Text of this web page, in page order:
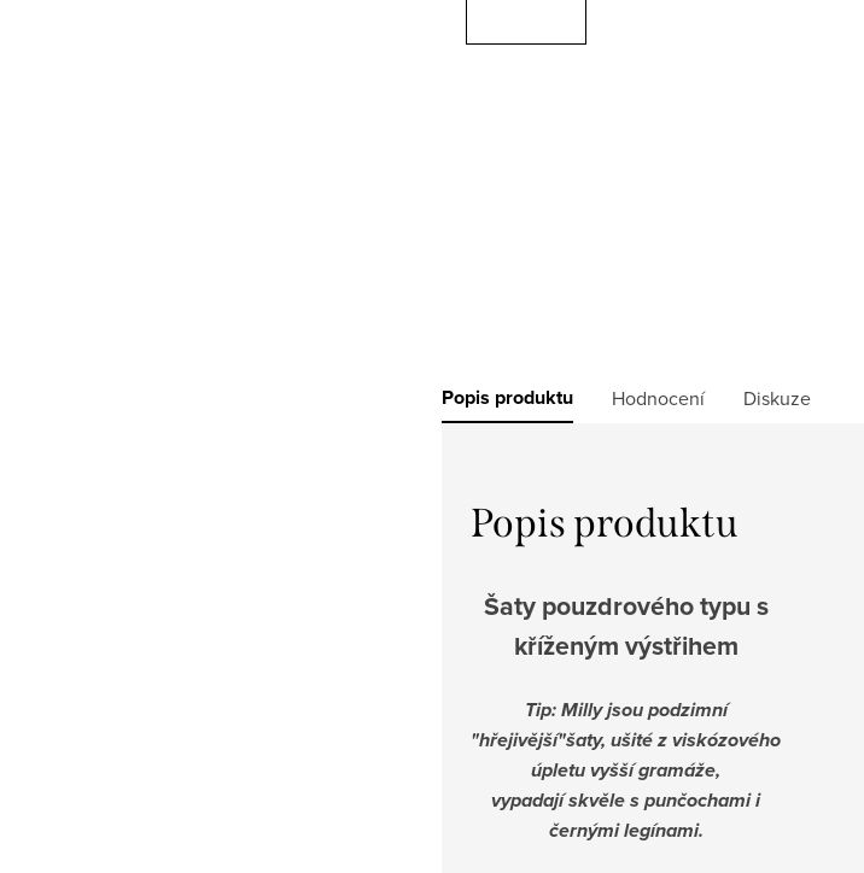
Popis produktu Hodnocení Diskuze
Popis produktu
Šaty pouzdrového typu s
kříženým výstřihem
Tip: Milly jsou podzimní
"hřejivější"šaty, ušité z viskózového
úpletu vyšší gramáže,
vypadají skvěle s punčochami i
černými legínami.